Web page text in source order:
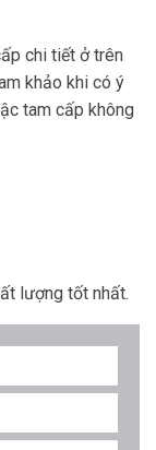
chi tiết ở trên
khảo khi có ý
tam cấp không
lượng tốt nhất.